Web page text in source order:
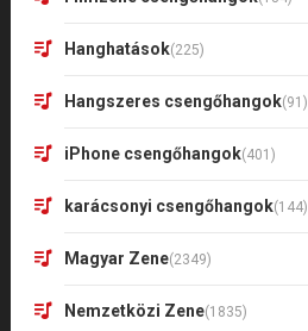
Hanghatások(225)
Hangszeres csengőhangok(91)
iPhone csengőhangok(401)
karácsonyi csengőhangok(144)
Magyar Zene(2349)
Nemzetközi Zene(1835)